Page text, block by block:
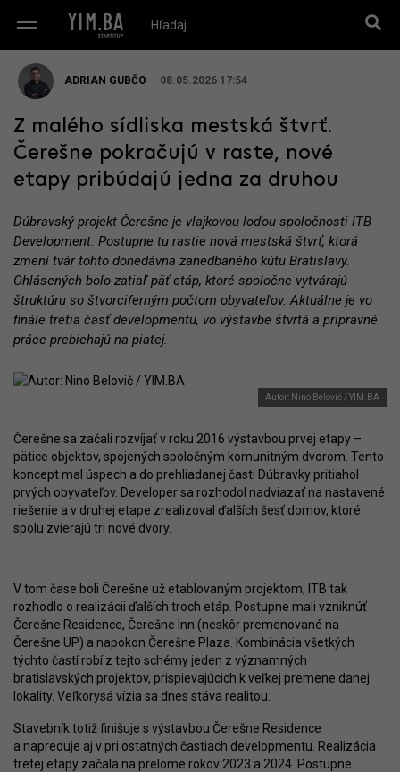
ADRIAN GUBČO 08.05.2026 17:54
Z malého sídliska mestská štvrť.
Čerešne pokračujú v raste, nové
etapy pribúdajú jedna za druhou
Dúbravský projekt Čerešne je vlajkovou loďou spoločnosti ITB
Development. Postupne tu rastie nová mestská štvrť, ktorá
zmení tvár tohto donedávna zanedbaného kútu Bratislavy.
Ohlásených bolo zatiaľ päť etáp, ktoré spoločne vytvárajú
štruktúru so štvorciferným počtom obyvateľov. Aktuálne je vo
finále tretia časť developmentu, vo výstavbe štvrtá a prípravné
práce prebiehajú na piatej.
Autor: Nino Belovič / YIM.BA
Čerešne sa začali rozvíjať v roku 2016 výstavbou prvej etapy –
pätice objektov, spojených spoločným komunitným dvorom. Tento
koncept mal úspech a do prehliadanej časti Dúbravky pritiahol
prvých obyvateľov. Developer sa rozhodol nadviazať na nastavené
riešenie a v druhej etape zrealizoval ďalších šesť domov, ktoré
spolu zvierajú tri nové dvory.
V tom čase boli Čerešne už etablovaným projektom, ITB tak
rozhodlo o realizácii ďalších troch etáp. Postupne mali vzniknúť
Čerešne Residence, Čerešne Inn (neskôr premenované na
Čerešne UP) a napokon Čerešne Plaza. Kombinácia všetkých
týchto častí robí z tejto schémy jeden z významných
bratislavských projektov, prispievajúcich k veľkej premene danej
lokality. Veľkorysá vízia sa dnes stáva realitou.
Stavebník totiž finišuje s výstavbou Čerešne Residence
a napreduje aj v pri ostatných častiach developmentu. Realizácia
tretej etapy začala na prelome rokov 2023 a 2024. Postupne